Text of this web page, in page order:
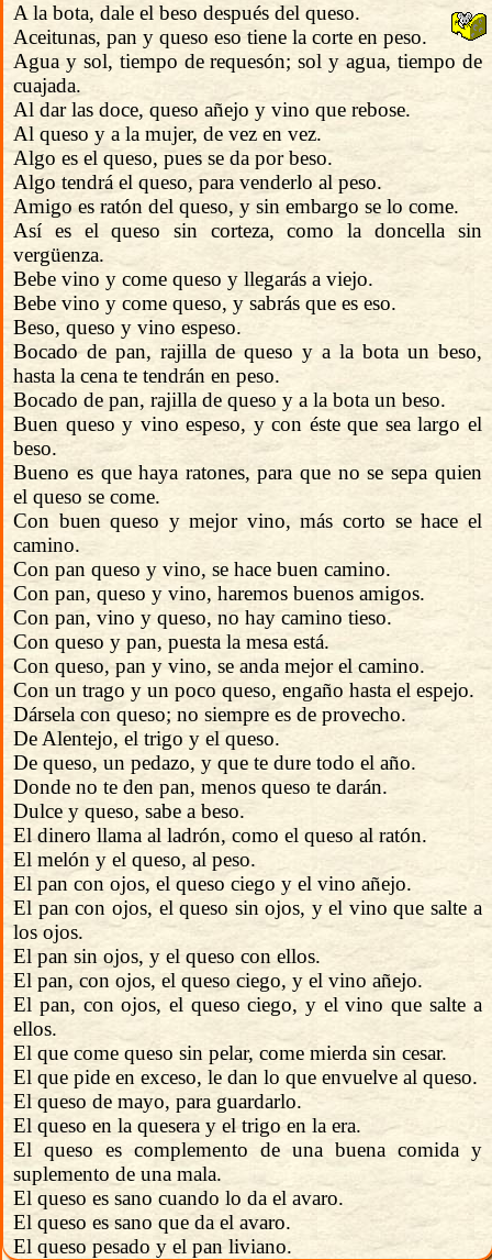
A la bota, dale el beso después del queso.
Aceitunas, pan y queso eso tiene la corte en peso.
Agua y sol, tiempo de requesón; sol y agua, tiempo de
cuajada.
Al dar las doce, queso añejo y vino que rebose.
Al queso y a la mujer, de vez en vez.
Algo es el queso, pues se da por beso.
Algo tendrá el queso, para venderlo al peso.
Amigo es ratón del queso, y sin embargo se lo come.
Así es el queso sin corteza, como la doncella sin
vergüenza.
Bebe vino y come queso y llegarás a viejo.
Bebe vino y come queso, y sabrás que es eso.
Beso, queso y vino espeso.
Bocado de pan, rajilla de queso y a la bota un beso,
hasta la cena te tendrán en peso.
Bocado de pan, rajilla de queso y a la bota un beso.
Buen queso y vino espeso, y con éste que sea largo el
beso.
Bueno es que haya ratones, para que no se sepa quien
el queso se come.
Con buen queso y mejor vino, más corto se hace el
camino.
Con pan queso y vino, se hace buen camino.
Con pan, queso y vino, haremos buenos amigos.
Con pan, vino y queso, no hay camino tieso.
Con queso y pan, puesta la mesa está.
Con queso, pan y vino, se anda mejor el camino.
Con un trago y un poco queso, engaño hasta el espejo.
Dársela con queso; no siempre es de provecho.
De Alentejo, el trigo y el queso.
De queso, un pedazo, y que te dure todo el año.
Donde no te den pan, menos queso te darán.
Dulce y queso, sabe a beso.
El dinero llama al ladrón, como el queso al ratón.
El melón y el queso, al peso.
El pan con ojos, el queso ciego y el vino añejo.
El pan con ojos, el queso sin ojos, y el vino que salte a
los ojos.
El pan sin ojos, y el queso con ellos.
El pan, con ojos, el queso ciego, y el vino añejo.
El pan, con ojos, el queso ciego, y el vino que salte a
ellos.
El que come queso sin pelar, come mierda sin cesar.
El que pide en exceso, le dan lo que envuelve al queso.
El queso de mayo, para guardarlo.
El queso en la quesera y el trigo en la era.
El queso es complemento de una buena comida y
suplemento de una mala.
El queso es sano cuando lo da el avaro.
El queso es sano que da el avaro.
El queso pesado y el pan liviano.